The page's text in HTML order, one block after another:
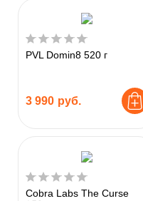
PVL Domin8 520 г
3 990 руб.
Cobra Labs The Curse